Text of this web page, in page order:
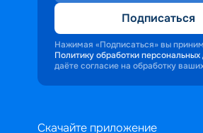
Подписаться
Нажимая «Подписаться» вы
Политику обработки персональных
даёте согласие на обработку
Скачайте приложение